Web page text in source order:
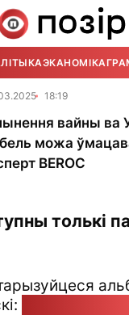
ЭКАНОМІКА
18:19
вайны ва
можа
BEROC
толькі